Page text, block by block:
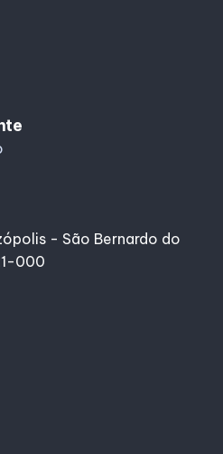
- São Bernardo do
000